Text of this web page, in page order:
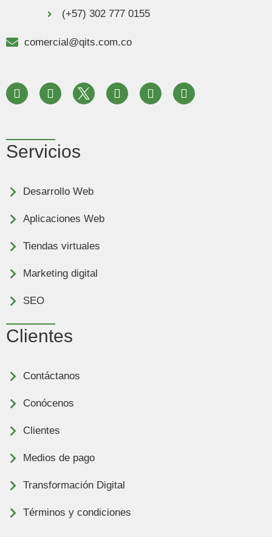
(+57) 302 777 0155
comercial@qits.com.co
Servicios
Desarrollo Web
Aplicaciones Web
Tiendas virtuales
Marketing digital
SEO
Clientes
Contáctanos
Conócenos
Clientes
Medios de pago
Transformación Digital
Términos y condiciones